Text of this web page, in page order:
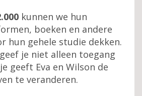
kunnen we hun
boeken en andere
hun gehele studie dekken.
je niet alleen toegang
geeft Eva en Wilson de
te veranderen.